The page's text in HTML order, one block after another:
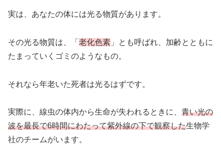
実は、あなたの体には光る物質があります。
その光る物質は、「 老化色素 」とも呼ばれ、加齢とともに
たまっていくゴミのようなもの。
それなら年老いた死者は光るはずです。
実際に、線虫の体内から生命が失われるときに、 青い光の
波を最長で6時間にわたって紫外線の下で観察した生物学
社のチームがいます。